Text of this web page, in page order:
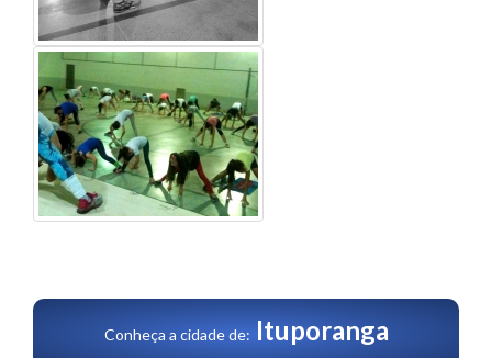
Conheça a cidade de: Ituporanga